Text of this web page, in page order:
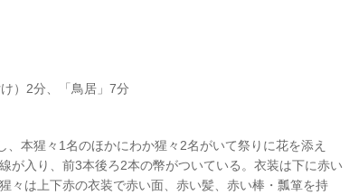
）2分、「鳥居」7分
本猩々1名のほかにわか猩々2名がいて祭りに花を添え
が入り、前3本後ろ2本の幣がついている。衣装は下に赤い
々は上下赤の衣装で赤い面、赤い髪、赤い棒・瓢箪を持